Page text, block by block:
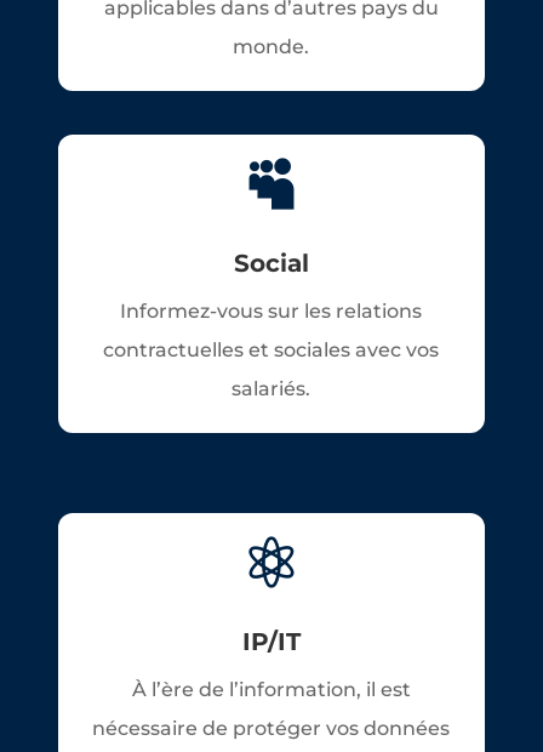
applicables dans d’autres pays du
monde.

Social
Informez-vous sur les relations
contractuelles et sociales avec vos
salariés.

IP/IT
À l’ère de l’information, il est
nécessaire de protéger vos données